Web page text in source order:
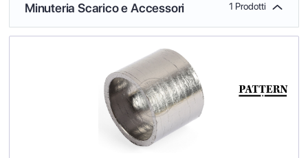
Minuteria Scarico e Accessori 1 Prodotti